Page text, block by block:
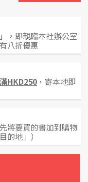
，即親臨本社辦公室
八折優惠
HKD250 ，寄本地即
將要買的書加到購物
的地」）